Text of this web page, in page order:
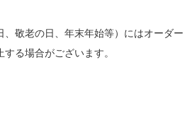
、敬老の日、年末年始等）にはオーダー
る場合がございます。